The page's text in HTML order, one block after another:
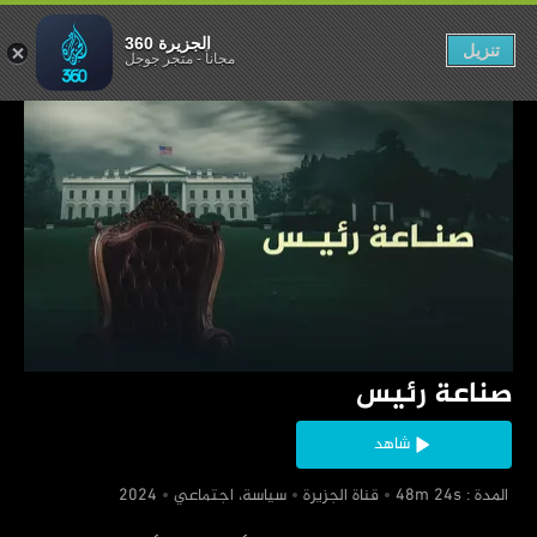
‏صناعة رئيس
شاهد
‏ المدة : 48m 24s
‏قناة الجزيرة ‏سياسة، اجتماعي
صناعة رئيس
الجزيرة 360
مجاناً-متجر جوجل تنزيل